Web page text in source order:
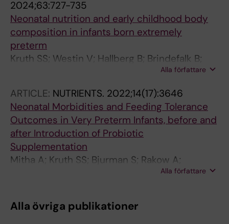
2024;63:727-735
Neonatal nutrition and early childhood body
composition in infants born extremely
preterm
Kruth SS; Westin V; Hallberg B; Brindefalk B;
Alla författare
ARTICLE: NUTRIENTS. 2022;14(17):3646
Neonatal Morbidities and Feeding Tolerance
Outcomes in Very Preterm Infants, before and
after Introduction of Probiotic
Supplementation
Mitha A; Kruth SS; Bjurman S; Rakow A;
Alla författare
Alla övriga publikationer